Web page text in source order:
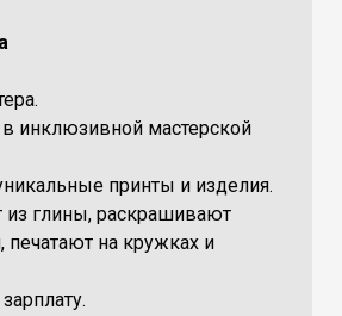
инклюзивной мастерской
принты и изделия.
из глины, раскрашивают
на кружках и